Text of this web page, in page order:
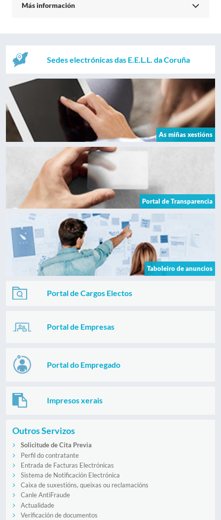
Más información
Sedes electrónicas das E.E.L.L. da Coruña
As miñas xestións
Portal de Transparencia
Taboleiro de anuncios
Portal de Cargos Electos
Portal de Empresas
Portal do Empregado
Impresos xerais
Outros Servizos
Solicitude de Cita Previa
Perfil do contratante
Entrada de Facturas Electrónicas
Sistema de Notificación Electrónica
Caixa de suxestións, queixas ou reclamacións
Canle AntiFraude
Actualidade
Verificación de documentos